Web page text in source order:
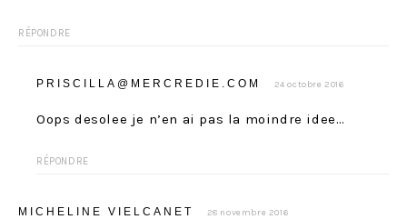
RÉPONDRE
PRISCILLA@MERCREDIE.COM 24 octobre 2016
Oops desolee je n’en ai pas la moindre idee…
RÉPONDRE
MICHELINE VIELCANET 28 novembre 2016